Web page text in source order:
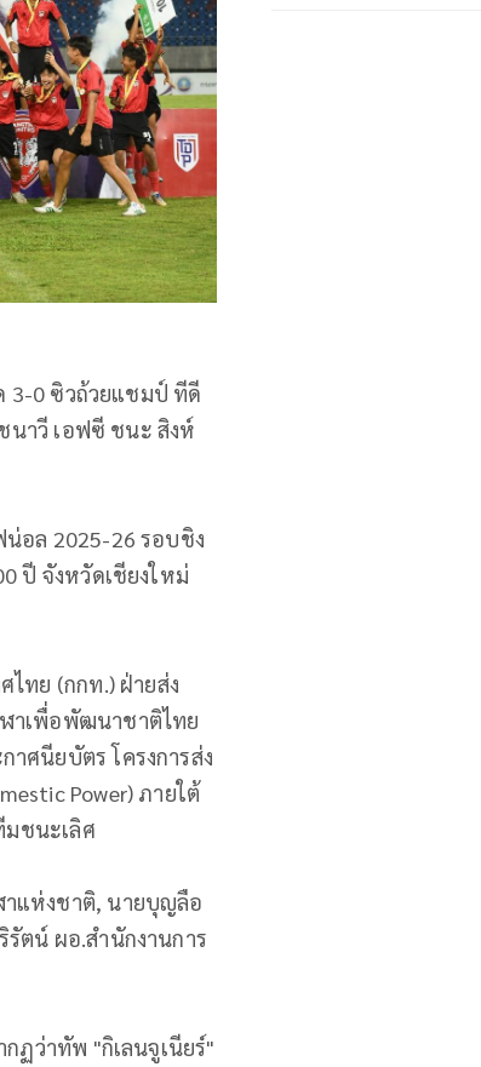
3-0 ซิวถ้วยแชมป์ ทีดี
นาวี เอฟซี ชนะ สิงห์
อล 2025-26 รอบชิง
ปี จังหวัดเชียงใหม่
ไทย (กกท.) ฝ่ายส่ง
ฬาเพื่อพัฒนาชาติไทย
ศนียบัตร โครงการส่ง
Power) ภายใต้
มชนะเลิศ
าแห่งชาติ, นายบุญลือ
รัตน์ ผอ.สำนักงานการ
ฏว่าทัพ "กิเลนจูเนียร์"